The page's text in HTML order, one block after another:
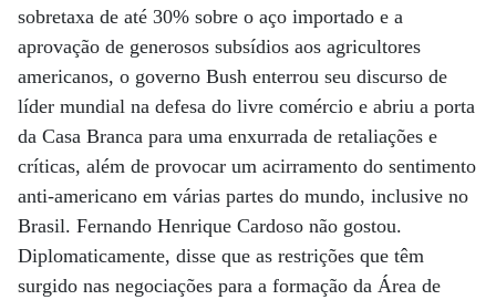
sobretaxa de até 30% sobre o aço importado e a
aprovação de generosos subsídios aos agricultores
americanos, o governo Bush enterrou seu discurso de
líder mundial na defesa do livre comércio e abriu a porta
da Casa Branca para uma enxurrada de retaliações e
críticas, além de provocar um acirramento do sentimento
anti-americano em várias partes do mundo, inclusive no
Brasil. Fernando Henrique Cardoso não gostou.
Diplomaticamente, disse que as restrições que têm
surgido nas negociações para a formação da Área de